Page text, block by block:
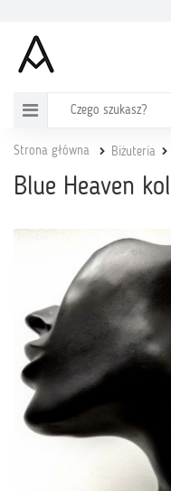
Strona główna Biżuteria
Blue Heaven